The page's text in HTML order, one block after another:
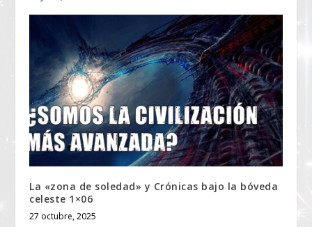
La «zona de soledad» y Crónicas bajo la bóveda
celeste 1×06
27 octubre, 2025